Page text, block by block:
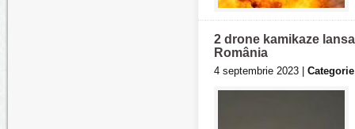
2 drone kamikaze
România
4 septembrie 2023 |